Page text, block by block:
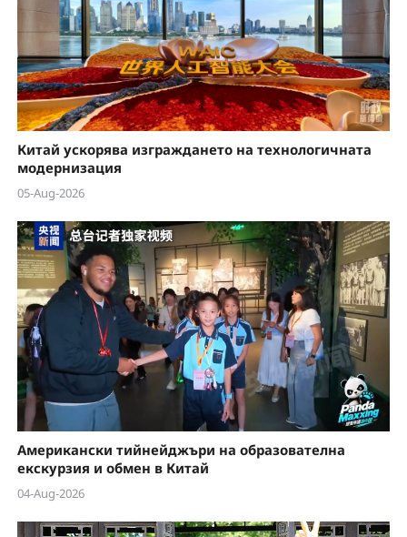
Китай ускорява изграждането на технологичната
модернизация
05-Aug-2026
Американски тийнейджъри на образователна
екскурзия и обмен в Китай
04-Aug-2026